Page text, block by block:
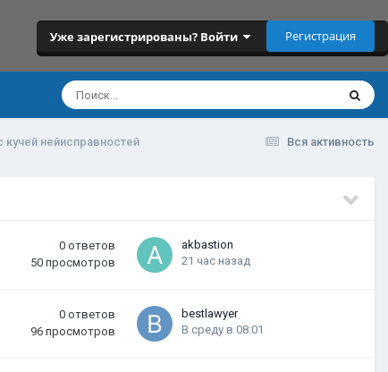
Уже зарегистрированы? Войти Регистрация
Вся активность
нейисправностей
0 ответов
50 просмотров
akbastion
21 час назад
0 ответов
96 просмотров
bestlawyer
В среду в 08:01